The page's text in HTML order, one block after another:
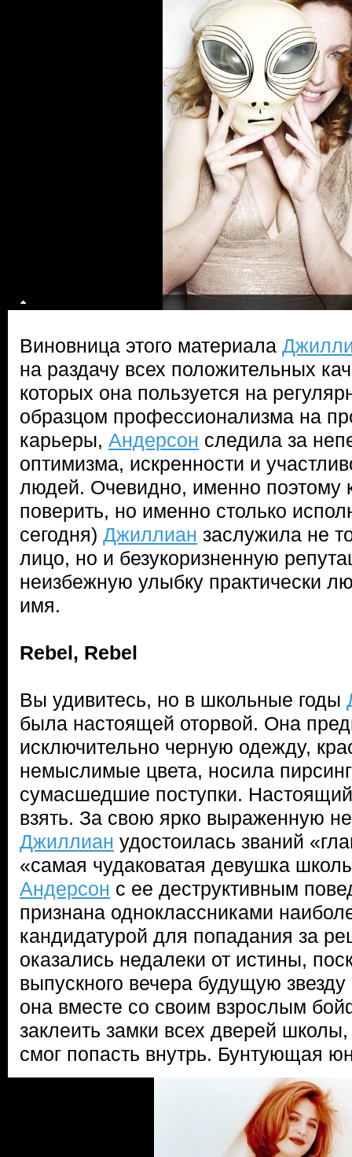
Виновница этого материала
на раздачу всех положительных
которых она пользуется на
образцом профессионализма на
карьеры, Андерсон следила за
оптимизма, искренности и
людей. Очевидно, именно поэтому
поверить, но именно столько
сегодня) Джиллиан заслужила не
лицо, но и безукоризненную
неизбежную улыбку практически
имя.
Rebel, Rebel
Вы удивитесь, но в школьные годы
была настоящей оторвой. Она
исключительно черную одежду,
немыслимые цвета, носила
сумасшедшие поступки.
взять. За свою ярко выраженную
Джиллиан удостоилась званий
«самая чудаковатая девушка
Андерсон с ее деструктивным
признана одноклассниками
кандидатурой для попадания за
оказались недалеки от истины,
выпускного вечера будущую звезду
она вместе со своим взрослым
заклеить замки всех дверей
смог попасть внутрь. Бунтующая